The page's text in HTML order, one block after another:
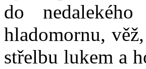
do
hladomornu,
střelbu lukem a